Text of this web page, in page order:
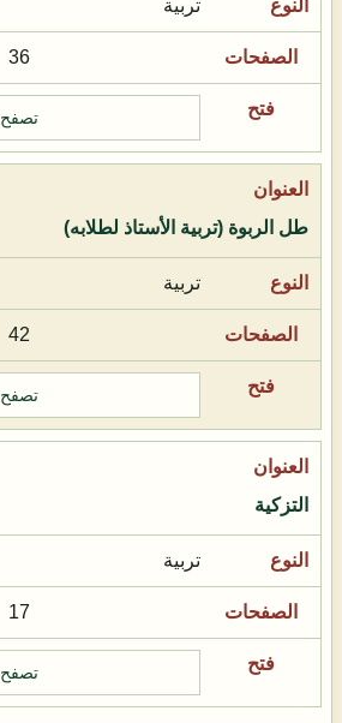
تربية
36
تصفح
طل الربوة (تربية الأستاذ لطلابه)
تربية
42
تصفح
التزكية
تربية
17
تصفح